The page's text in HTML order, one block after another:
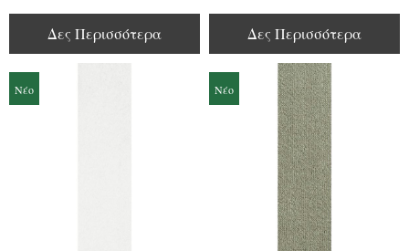
Δες Περισσότερα Δες Περισσότερα
Νέο Νέο